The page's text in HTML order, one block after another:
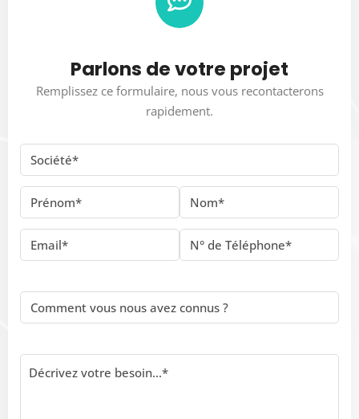
Parlons de votre projet
Remplissez ce formulaire, nous vous recontacterons
rapidement.